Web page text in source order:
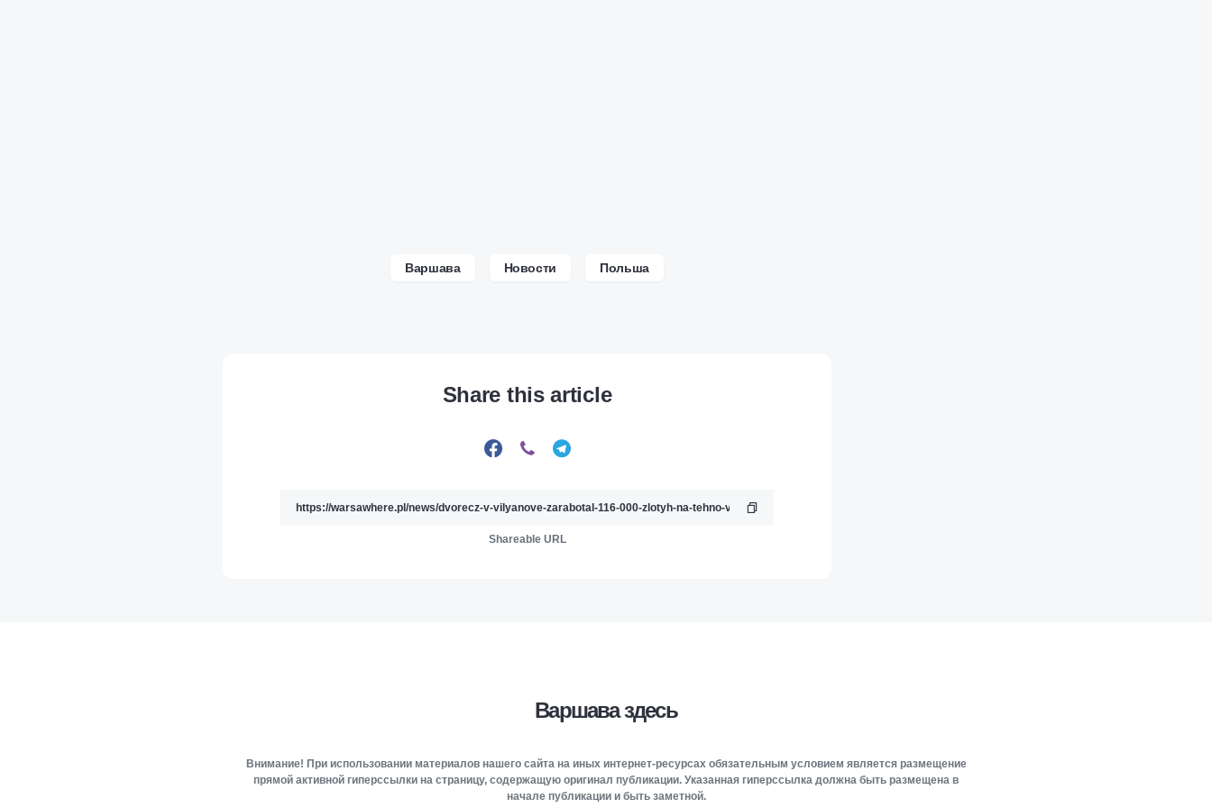
Варшава Новости Польша
Share this article
Shareable URL
Варшава здесь
Внимание! При использовании материалов нашего сайта на иных интернет-ресурсах обязательным условием является размещение
прямой активной гиперссылки на страницу, содержащую оригинал публикации. Указанная гиперссылка должна быть размещена в
начале публикации и быть заметной.